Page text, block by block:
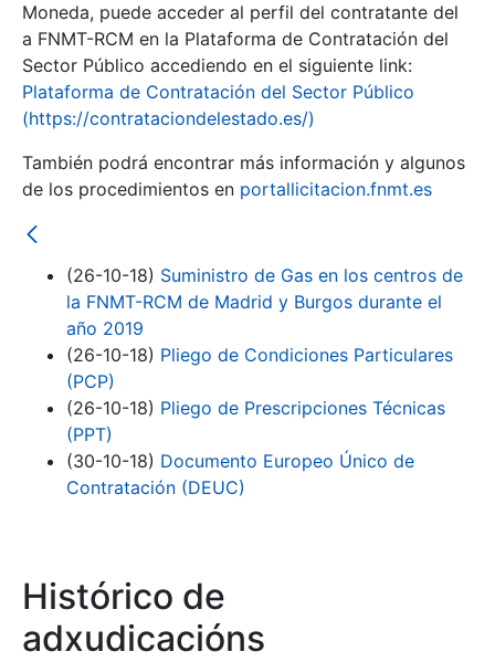
Moneda, puede acceder al perfil del contratante del
a FNMT-RCM en la Plataforma de Contratación del
Sector Público accediendo en el siguiente link:
Plataforma de Contratación del Sector Público
(https://contrataciondelestado.es/)
También podrá encontrar más información y algunos
de los procedimientos en portallicitacion.fnmt.es
(26-10-18) Suministro de Gas en los centros de
la FNMT-RCM de Madrid y Burgos durante el
año 2019
(26-10-18) Pliego de Condiciones Particulares
(PCP)
(26-10-18) Pliego de Prescripciones Técnicas
(PPT)
(30-10-18) Documento Europeo Único de
Contratación (DEUC)
Histórico de
adxudicacións